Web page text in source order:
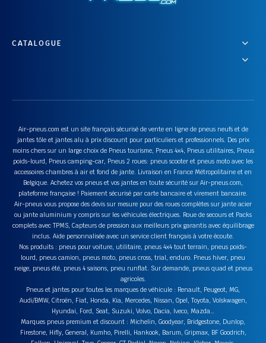
CATALOGUE
Air-pneus.com est un site français sécurisé de vente en ligne de pneus neufs et de
jantes tôle et jantes alu à prix discount pour particuliers et professionnels. Des prix
moins chers sur un large choix de Pneus tourisme, Pneus 4x4, Pneus utilitaires, Pneus
poids-lourd, Pneus camping-car, Pneus 2 roues: pneus scooter et pneus moto avec les
accessoires chambres à air et fond de jante. Livraison en France Métropolitaine et en
Belgique. Achetez vos pneus et vos jantes en toute sécurité sur Air-pneus.com,
plateforme française ! Paiement sécurisé par carte bancaire et virement bancaire.
Air-pneus vous propose des devis sur mesure pour des roues complètes sur jante acier
ou jante aluminium y compris sur les véhicules électriques. Roue de secours et Packs
complets avec TPMS, Capteurs de pression aux meilleurs prix garantis avec équilibrage
inclus. Aide personnalisée avec un service client français à votre écoute.
Nos produits : pneus pour voiture, utilitaire, pneus 4x4 tout terrain, pneus poids-
lourd, pneus camion, pneus moto, pneus cross, trial, enduro. Pneus hiver, pneu
neige, pneus été, pneus 4 saisons, pneu runflat. Sur demande, pneus quad et pneus
agricoles.
Pneus et jantes pour toutes les marques de véhicule : Renault, Peugeot, MG,
Audi/BMW, Citroën, Fiat, Honda, Kia, Mercedes, Nissan, Opel, Toyota, Volskwagen,
Hyundai, Ford, Seat, Suzuki, Volvo, Dacia, Iveco, Mazda…
Marques pneus premium et discount : Michelin, Goodyear, Bridgestone, Dunlop,
Firestone, Hifly, General, Kumho, Pirelli, Hankook, Barum, Gripmax, BF Goodrich,